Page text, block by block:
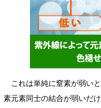
これは単純に窒素が弱い
素元素同士の結合が弱いだ